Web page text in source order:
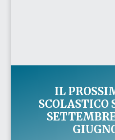
IL
SCOLASTICO